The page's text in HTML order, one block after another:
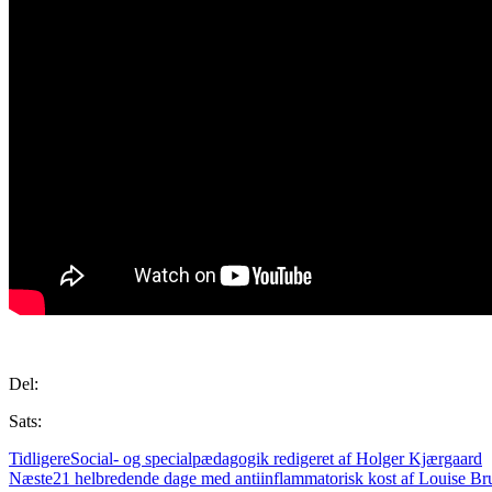
Del:
Sats:
TidligereSocial- og specialpædagogik redigeret af Holger Kjærgaard
Næste21 helbredende dage med antiinflammatorisk kost af Louise